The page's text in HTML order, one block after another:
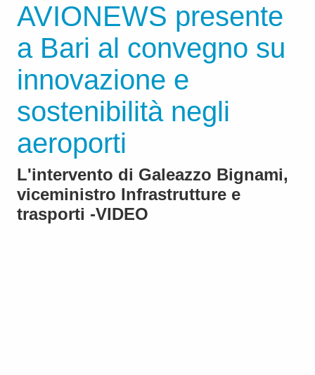
AVIONEWS presente
a Bari al convegno su
innovazione e
sostenibilità negli
aeroporti
L'intervento di Galeazzo Bignami,
viceministro Infrastrutture e
trasporti -VIDEO